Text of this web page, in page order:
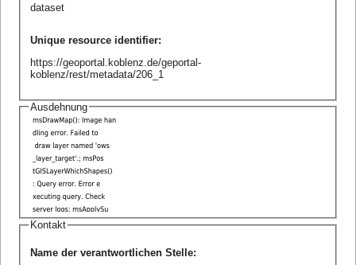
dataset
Unique resource identifier:
https://geoportal.koblenz.de/geportal-
koblenz/rest/metadata/206_1
Ausdehnung
Kontakt
Name der verantwortlichen Stelle: